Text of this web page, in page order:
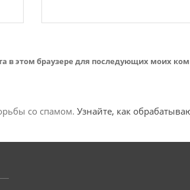
в этом браузере для последующих моих
со спамом. Узнайте, как